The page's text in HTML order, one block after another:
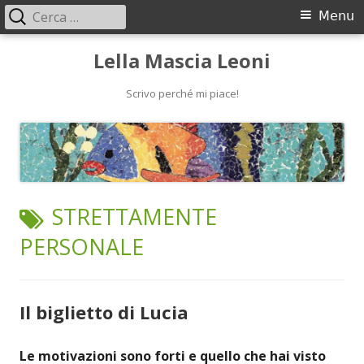
Lella Mascia Leoni
Scrivo perché mi piace!
Menu
principale
Menu
Ricerca
per:
TAG:
STRETTAMENTE
PERSONALE
Il biglietto di Lucia
Le motivazioni sono forti e quello che hai visto